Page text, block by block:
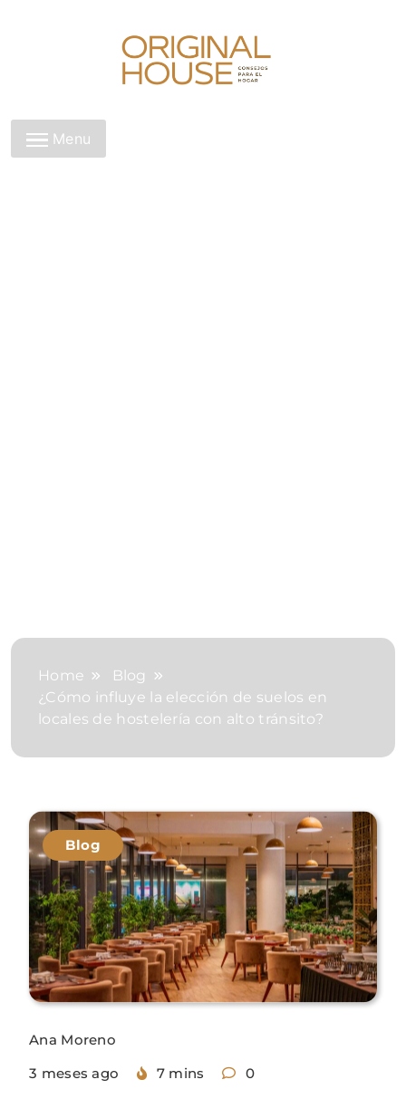
Original House
Menu
Home
Blog
¿Cómo influye la elección de suelos en
locales de hostelería con alto tránsito?
Blog
Ana Moreno
3 meses ago
7 mins 0